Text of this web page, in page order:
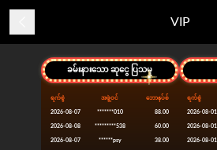
VIP
ခမ်းနားသော ဆုငွေ ပြသမှု
ရက်စွဲ အဖွဲ့ဝင် ဘောနပ်စ်
2026-08-07 *******010 88.00
2026-08-08 *********538 60.00
2026-08-07 ******psy 38.00
ရက်စွဲ
2026-08-01
2026-08-01
2026-08-01